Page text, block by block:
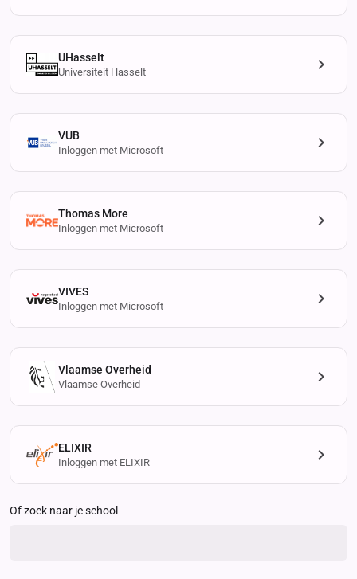
UHasselt
Universiteit Hasselt
VUB
Inloggen met Microsoft
Thomas More
Inloggen met Microsoft
VIVES
Inloggen met Microsoft
Vlaamse Overheid
Vlaamse Overheid
ELIXIR
Inloggen met ELIXIR
Of zoek naar je school